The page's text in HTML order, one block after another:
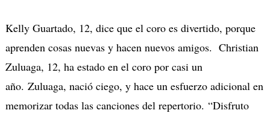
Kelly Guartado, 12, dice que el coro es divertido, porque
aprenden cosas nuevas y hacen nuevos amigos. Christian
Zuluaga, 12, ha estado en el coro por casi un
año. Zuluaga, nació ciego, y hace un esfuerzo adicional en
memorizar todas las canciones del repertorio. “Disfruto